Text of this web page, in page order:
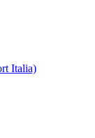
Italia)